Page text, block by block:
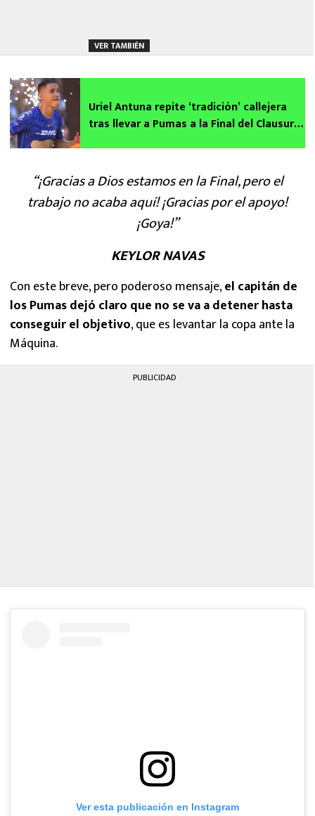
VER TAMBIÉN
Uriel Antuna repite ‘tradición’ callejera
tras llevar a Pumas a la Final del Clausura
“¡Gracias a Dios estamos en la Final, pero el
trabajo no acaba aquí! ¡Gracias por el apoyo!
¡Goya!”
KEYLOR NAVAS
Con este breve, pero poderoso mensaje,el capitán de
los Pumas dejó claro que no se va a detener hasta
conseguir el objetivo, que es levantar la copa ante la
Máquina.
PUBLICIDAD
Ver esta publicación en Instagram